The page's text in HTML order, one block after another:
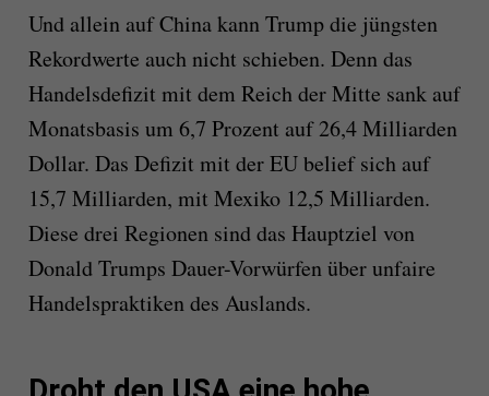
Und allein auf China kann Trump die jüngsten
Rekordwerte auch nicht schieben. Denn das
Handelsdefizit mit dem Reich der Mitte sank auf
Monatsbasis um 6,7 Prozent auf 26,4 Milliarden
Dollar. Das Defizit mit der EU belief sich auf
15,7 Milliarden, mit Mexiko 12,5 Milliarden.
Diese drei Regionen sind das Hauptziel von
Donald Trumps Dauer-Vorwürfen über unfaire
Handelspraktiken des Auslands.